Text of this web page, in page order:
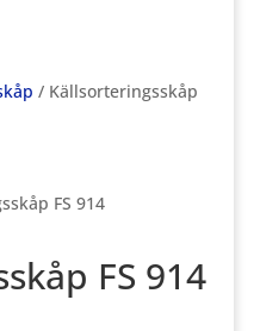
/ Källsorteringsskåp
FS 914